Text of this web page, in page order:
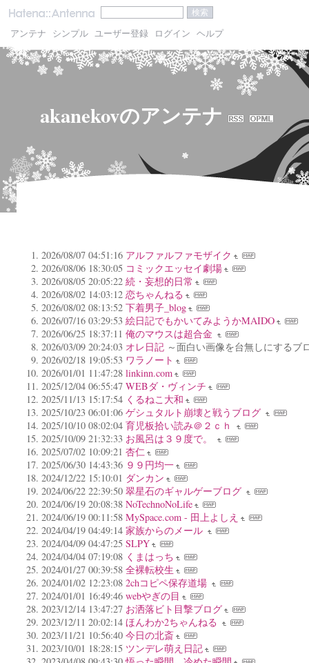
アンテナ シンプル ユーザー登録 ログイン ヘルプ
akanekovのアンテナ
2026/08/07 04:51:16 アルファルファモザイク
2026/08/06 18:30:05 コミックエッセイ劇場
2026/08/05 20:05:22 続・妄想的日常
2026/08/02 14:03:12 恋ちゃんねる
2026/08/02 08:13:52 下着男子_blog
2026/07/16 03:29:53 絵日記でもかいてみようかMAIDO
2026/06/25 18:37:11 俺のマウスは超合金
2026/03/09 20:24:03 オレ日記 ～面白い画像を台無しにするブ
2026/02/18 19:05:53 ワラノート
2026/01/01 11:47:28 linkinn.com
2025/12/04 06:55:47 WEBダ・ヴィンチ
2025/11/13 15:17:54 くるねこ大和
2025/10/23 06:01:06 ゲシュタルト崩壊と戦うブログ
2025/10/10 08:02:04 育児板拾い読み＠２ｃｈ
2025/10/09 21:32:33 お風呂は３９度で。
2025/07/02 10:09:21 杏仁
2025/06/30 14:43:36 ９９円均一
2024/12/22 15:10:01 ダンカン
2024/06/22 22:39:50 翠星石のギャルゲーブログ
2024/06/19 20:08:38 NoTechnoNoLife
2024/06/19 00:11:58 MySpace.com - 田上よしえ
2024/04/19 04:49:14 家族からのメール
2024/04/09 04:47:25 SLPY
2024/04/04 07:19:08 くまはっち
2024/01/27 00:39:58 全裸転校生
2024/01/02 12:23:08 2chコピペ保存道場
2024/01/01 16:49:46 webやぎの目
2023/12/14 13:47:27 お洒落ビト目撃ブログ
2023/12/11 20:02:14 ほんわか2ちゃんねる
2023/11/21 10:56:40 今日の北斎
2023/10/01 18:28:15 ツンデレ萌え日記